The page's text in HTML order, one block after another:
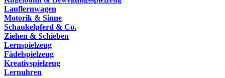
Lauflernwagen
Motorik & Sinne
Schaukelpferd & Co.
Ziehen & Schieben
Lernspielzeug
Fädelspielzeug
Kreativspielzeug
Lernuhren